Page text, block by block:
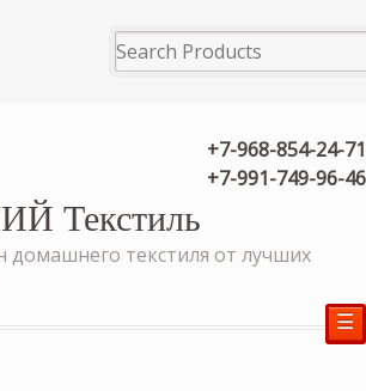
+7-968-854-24-71
+7-991-749-96-46
Текстиль
домашнего текстиля от лучших
☰